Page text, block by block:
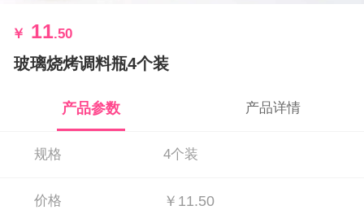
￥ 11.50
玻璃烧烤调料瓶4个装
产品参数 产品详情
规格 4个装
价格 ￥11.50